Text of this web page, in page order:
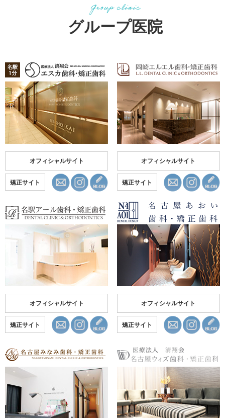
グループ医院
オフィシャルサイト
矯正サイト
オフィシャルサイト
矯正サイト
オフィシャルサイト
矯正サイト
オフィシャルサイト
矯正サイト